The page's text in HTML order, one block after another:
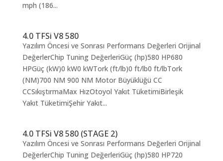
mph (186...
4.0 TFSi V8 580
Yazılım Öncesi ve Sonrası Performans Değerleri Orijinal
DeğerlerChip Tuning DeğerleriGüç (hp)580 HP680
HPGüç (kW)0 kW0 kWTork (ft/lb)0 ft/lb0 ft/lbTork
(NM)700 NM 900 NM Motor Büyüklüğü CC
CCSıkıştırmaMax HızOtoyol Yakıt TüketimiBirleşik
Yakıt TüketimiŞehir Yakıt...
4.0 TFSi V8 580 (STAGE 2)
Yazılım Öncesi ve Sonrası Performans Değerleri Orijinal
DeğerlerChip Tuning DeğerleriGüç (hp)580 HP720